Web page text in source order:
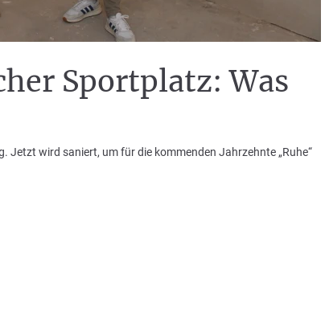
Sportplatz: Was
Jetzt wird saniert, um für die kommenden Jahrzehnte „Ruhe“